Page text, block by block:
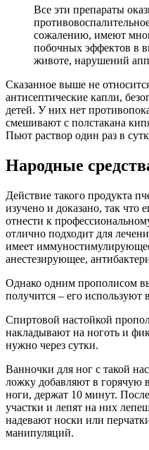
Все эти препараты
сожалению, имеют
побочных эффектов в
животе, нарушений
Сказанное выше не
антисептические капли,
детей. У них нет
смешивают с полстакана
Пьют раствор один раз в
Народные
Действие такого продукта
изучено и доказано, так что
отнести к
отлично подходит для
имеет
анестезирующее,
Однако одним прополисом
получится – его используют
Спиртовой настойкой
накладывают на ноготь и
нужно через сутки.
Ванночки для ног с такой
ложку добавляют в горячую
ноги, держат 10 минут.
участки и лепят на них
надевают носки или
манипуляций.